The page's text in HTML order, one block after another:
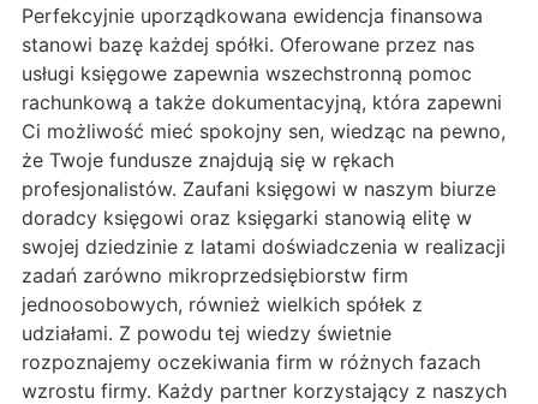
Perfekcyjnie uporządkowana ewidencja finansowa
stanowi bazę każdej spółki. Oferowane przez nas
usługi księgowe zapewnia wszechstronną pomoc
rachunkową a także dokumentacyjną, która zapewni
Ci możliwość mieć spokojny sen, wiedząc na pewno,
że Twoje fundusze znajdują się w rękach
profesjonalistów. Zaufani księgowi w naszym biurze
doradcy księgowi oraz księgarki stanowią elitę w
swojej dziedzinie z latami doświadczenia w realizacji
zadań zarówno mikroprzedsiębiorstw firm
jednoosobowych, również wielkich spółek z
udziałami. Z powodu tej wiedzy świetnie
rozpoznajemy oczekiwania firm w różnych fazach
wzrostu firmy. Każdy partner korzystający z naszych